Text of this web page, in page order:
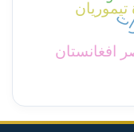
تیموریان
افغانستان